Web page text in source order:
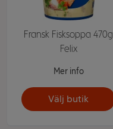
Fransk Fisksoppa 470g
Felix
Mer info
Välj butik